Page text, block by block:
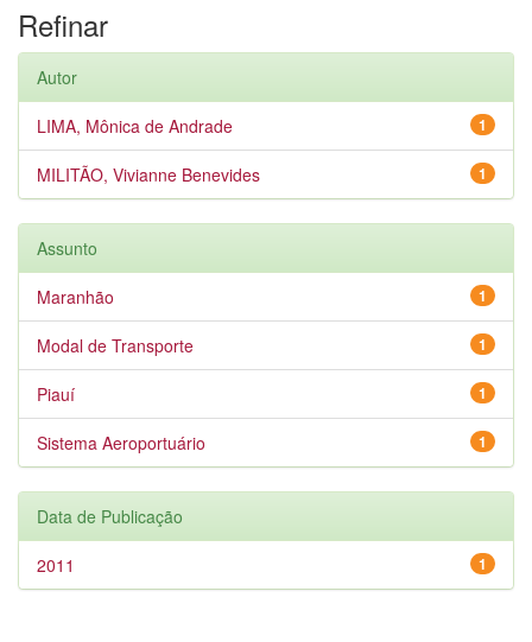
Refinar
Autor
1
LIMA, Mônica de Andrade
1
MILITÃO, Vivianne Benevides
Assunto
1
Maranhão
1
Modal de Transporte
1
Piauí
1
Sistema Aeroportuário
Data de Publicação
1
2011